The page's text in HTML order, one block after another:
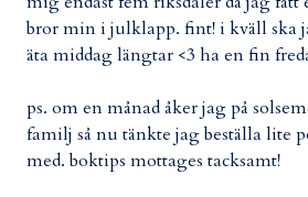
bror min i julklapp. fint! i kväll ska
äta middag längtar <3 ha en fin
ps. om en månad åker jag på
familj så nu tänkte jag beställa lite
med. boktips mottages tacksamt!